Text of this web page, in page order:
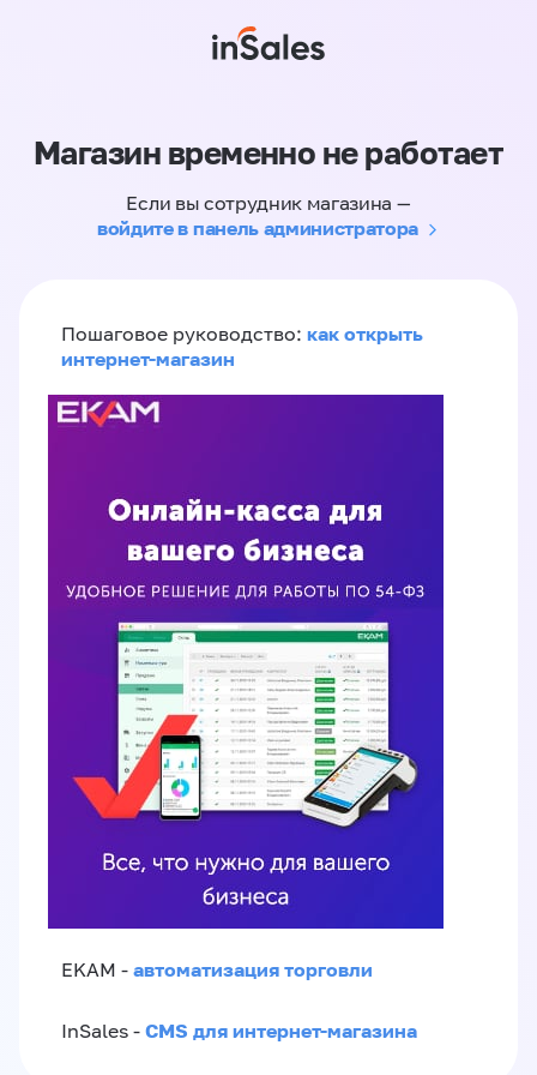
Магазин временно не работает
Если вы сотрудник магазина —
войдите в панель администратора
Пошаговое руководство: как открыть
интернет-магазин
EKAM - автоматизация торговли
InSales - CMS для интернет-магазина